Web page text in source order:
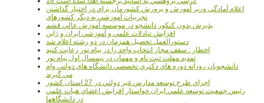
اعلام آمادگي وزير آموزش و پرورش کشورمان براي در اختيار گذاشتن
تجربيات آموزشي به ديگر کشورهاي
پذيرش بدون کنکور دانشجو در موسسه آموزش عالي قشم
افزايش تبادلات علمي و آموزشي ايران و ژاپن
دستورالعمل تحصیل همزمان در دو رشته اعلام شد
اخطار : سقف مجاز انتخاب واحد را در پیام نور رعایت کنید
تمدید مهلت ثبت نام و مهمان در نیمسال اول پیام نور
دانشجويان روزانه دوره هاي دكتري تخصصي دانشگاه هاي دولتي وام
مي گيرند
اجراي طرح توسعه مدارس غير دولتي در 27 استان کشور
رئيس جمعيت توسعه علمي ايران خواستار افزايش اعضاي هيات علمي
در دانشگاهها